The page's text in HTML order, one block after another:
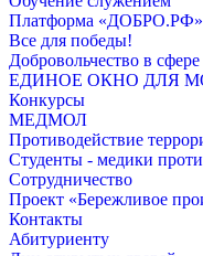
Платформа «ДОБРО.РФ»
Все для победы!
Добровольчество в
ЕДИНОЕ ОКНО ДЛЯ
Конкурсы
МЕДМОЛ
Противодействие
Студенты - медики
Сотрудничество
Проект «Бережливое
Контакты
Абитуриенту